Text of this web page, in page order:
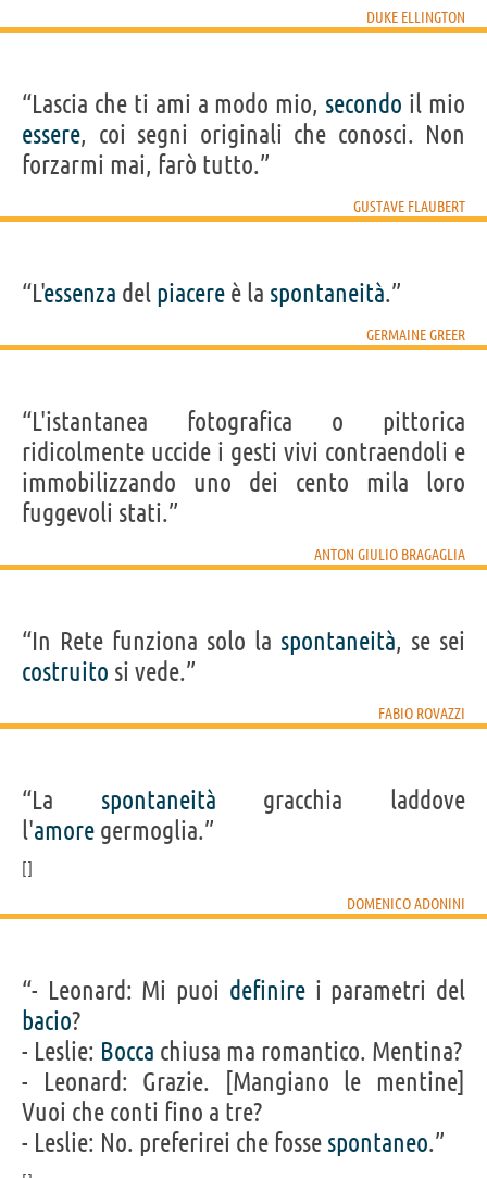
DUKE ELLINGTON
“Lascia che ti ami a modo mio, secondo il mio
essere, coi segni originali che conosci. Non
forzarmi mai, farò tutto.”
GUSTAVE FLAUBERT
“L'essenza del piacere è la spontaneità.”
GERMAINE GREER
“L'istantanea fotografica o pittorica
ridicolmente uccide i gesti vivi contraendoli e
immobilizzando uno dei cento mila loro
fuggevoli stati.”
ANTON GIULIO BRAGAGLIA
“In Rete funziona solo la spontaneità, se sei
costruito si vede.”
FABIO ROVAZZI
“La spontaneità gracchia laddove
l'amore germoglia.”
DOMENICO ADONINI
“- Leonard: Mi puoi definirei parametri del
bacio?
- Leslie: Bocca chiusa ma romantico. Mentina?
- Leonard: Grazie. [Mangiano le mentine]
Vuoi che conti fino a tre?
- Leslie: No. preferirei che fosse spontaneo.”